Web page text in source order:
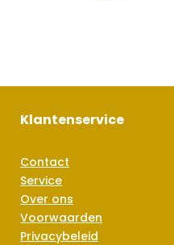
Klantenservice
Contact
Service
Over ons
Voorwaarden
Privacybeleid